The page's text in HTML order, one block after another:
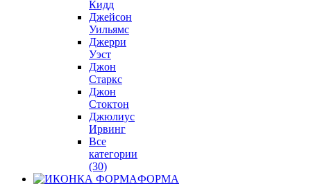
Кидд
Джейсон
Уильямс
Джерри
Уэст
Джон
Старкс
Джон
Стоктон
Джюлиус
Ирвинг
Все
категории
(30)
ФОРМА